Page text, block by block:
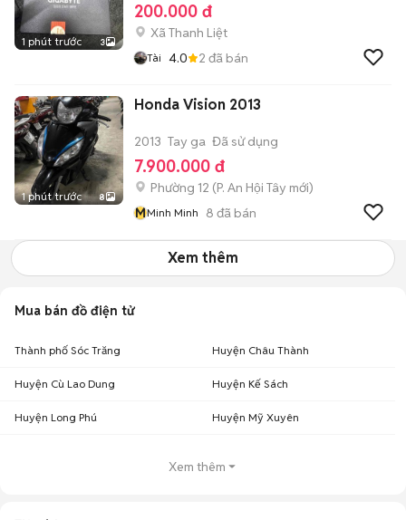
1 phút trước 3
200.000 đ
Xã Thanh Liệt
Tài 4.0 2 đã bán
1 phút trước 8
Honda Vision 2013
2013 Tay ga Đã sử dụng
7.900.000 đ
Phường 12 (P. An Hội Tây mới)
MMinh Minh 8 đã bán
Xem thêm
Mua bán đồ điện tử
Thành phố Sóc Trăng Huyện Châu Thành
Huyện Cù Lao Dung Huyện Kế Sách
Huyện Long Phú Huyện Mỹ Xuyên
Xem thêm